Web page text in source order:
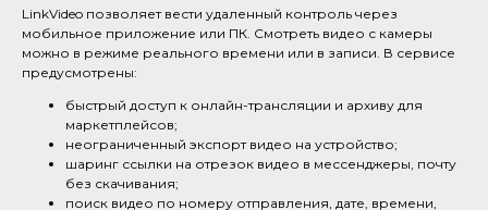
LinkVideo позволяет вести удаленный контроль через
мобильное приложение или ПК. Смотреть видео с камеры
можно в режиме реального времени или в записи. В сервисе
предусмотрены:
быстрый доступ к онлайн-трансляции и архиву для
маркетплейсов;
неограниченный экспорт видео на устройство;
шаринг ссылки на отрезок видео в мессенджеры, почту
без скачивания;
поиск видео по номеру отправления, дате, времени,